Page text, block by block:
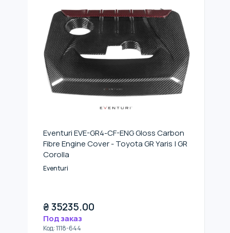
Eventuri EVE-GR4-CF-ENG Gloss Carbon
Fibre Engine Cover - Toyota GR Yaris | GR
Corolla
Eventuri
₴35235.00
Под заказ
Код:1118-644